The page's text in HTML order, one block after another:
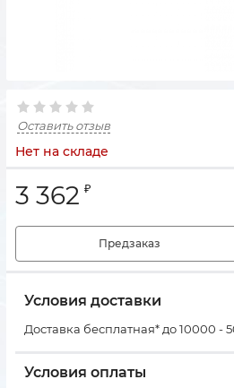
Оставить отзыв
Нет на складе
3 362 ₽
Предзаказ
Условия доставки
Доставка бесплатная* до 10000 -
Условия оплаты